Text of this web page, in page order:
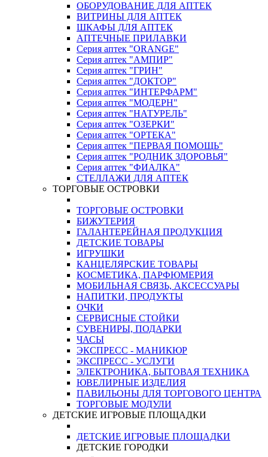
ОБОРУДОВАНИЕ ДЛЯ АПТЕК
ВИТРИНЫ ДЛЯ АПТЕК
ШКАФЫ ДЛЯ АПТЕК
АПТЕЧНЫЕ ПРИЛАВКИ
Серия аптек "ORANGE"
Серия аптек "АМПИР"
Серия аптек "ГРИН"
Серия аптек "ДОКТОР"
Серия аптек "ИНТЕРФАРМ"
Серия аптек "МОДЕРН"
Серия аптек "НАТУРЕЛЬ"
Серия аптек "ОЗЕРКИ"
Серия аптек "ОРТЕКА"
Серия аптек "ПЕРВАЯ ПОМОЩЬ"
Серия аптек "РОДНИК ЗДОРОВЬЯ"
Серия аптек "ФИАЛКА"
СТЕЛЛАЖИ ДЛЯ АПТЕК
ТОРГОВЫЕ ОСТРОВКИ
ТОРГОВЫЕ ОСТРОВКИ
БИЖУТЕРИЯ
ГАЛАНТЕРЕЙНАЯ ПРОДУКЦИЯ
ДЕТСКИЕ ТОВАРЫ
ИГРУШКИ
КАНЦЕЛЯРСКИЕ ТОВАРЫ
КОСМЕТИКА, ПАРФЮМЕРИЯ
МОБИЛЬНАЯ СВЯЗЬ, АКСЕССУАРЫ
НАПИТКИ, ПРОДУКТЫ
ОЧКИ
СЕРВИСНЫЕ СТОЙКИ
СУВЕНИРЫ, ПОДАРКИ
ЧАСЫ
ЭКСПРЕСС - МАНИКЮР
ЭКСПРЕСС - УСЛУГИ
ЭЛЕКТРОНИКА, БЫТОВАЯ ТЕХНИКА
ЮВЕЛИРНЫЕ ИЗДЕЛИЯ
ПАВИЛЬОНЫ ДЛЯ ТОРГОВОГО ЦЕНТРА
ТОРГОВЫЕ МОДУЛИ
ДЕТСКИЕ ИГРОВЫЕ ПЛОЩАДКИ
ДЕТСКИЕ ИГРОВЫЕ ПЛОЩАДКИ
ДЕТСКИЕ ГОРОДКИ